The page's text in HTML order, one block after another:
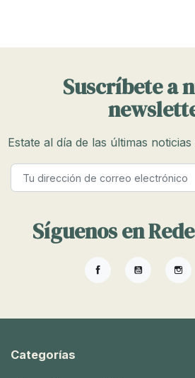
Suscríbete a
Estate al día de las últimas
Síguenos en
FacebookYouTube
Categorías